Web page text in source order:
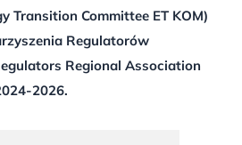
Transition Committee ET KOM)
Regulatorów
Regional Association
2026.